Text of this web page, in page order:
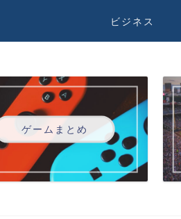
ビジネス
ゲームまとめ